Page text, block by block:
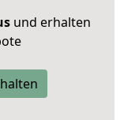
und erhalten